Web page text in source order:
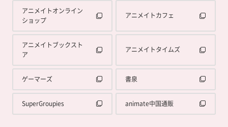
アニメイトオンライン
ショップ
アニメイトカフェ
アニメイトブックスト
ア
アニメイトタイムズ
ゲーマーズ 書泉
SuperGroupies animate中国通販